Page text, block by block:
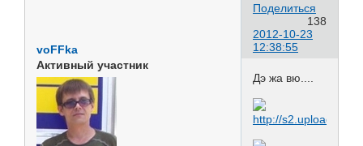
Поделиться
138
2012-10-23
12:38:55
voFFka
Активный участник
Дэ жа вю....